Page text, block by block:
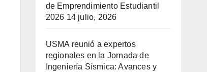
de Emprendimiento Estudiantil
2026 14 julio, 2026
USMA reunió a expertos
regionales en la Jornada de
Ingeniería Sísmica: Avances y